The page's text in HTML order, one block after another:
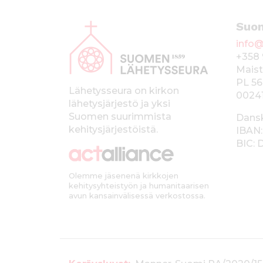
Lähetysseura on kirkon
lähetysjärjestö ja yksi
Suomen suurimmista
kehitysjärjestöistä.
Olemme jäsenenä kirkkojen
kehitysyhteistyön ja humanitaarisen
avun kansainvälisessä verkostossa.
+358
PL 56
BIC: